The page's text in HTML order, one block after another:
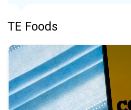
TE Foods